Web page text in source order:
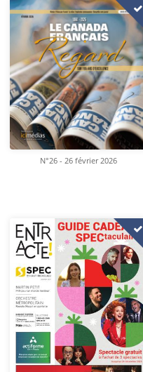
N°26 - 26 février 2026